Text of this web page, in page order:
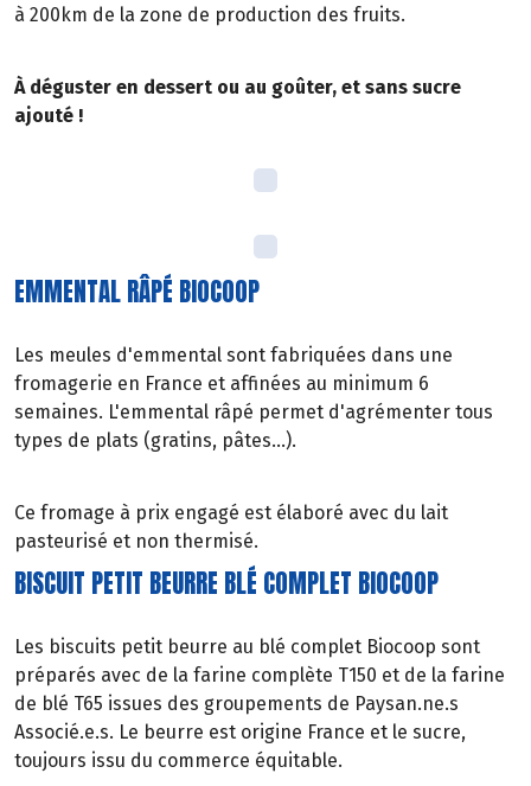
à 200km de la zone de production des fruits.
À déguster en dessert ou au goûter, et sans sucre
ajouté !
EMMENTAL RÂPÉ BIOCOOP
Les meules d'emmental sont fabriquées dans une
fromagerie en France et affinées au minimum 6
semaines. L'emmental râpé permet d'agrémenter tous
types de plats (gratins, pâtes…).
Ce fromage à prix engagé est élaboré avec du lait
pasteurisé et non thermisé.
BISCUIT PETIT BEURRE BLÉ COMPLET BIOCOOP
Les biscuits petit beurre au blé complet Biocoop sont
préparés avec de la farine complète T150 et de la farine
de blé T65 issues des groupements de Paysan.ne.s
Associé.e.s. Le beurre est origine France et le sucre,
toujours issu du commerce équitable.